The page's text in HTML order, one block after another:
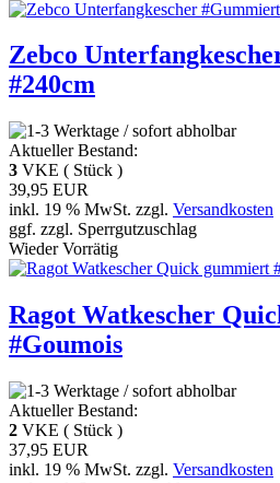
Zebco
#240cm
Aktueller Bestand:
3 VKE ( Stück )
39,95 EUR
inkl. 19 % MwSt. zzgl. Versandkosten
ggf. zzgl. Sperrgutzuschlag
Wieder Vorrätig
Ragot Watkescher
#Goumois
Aktueller Bestand:
2 VKE ( Stück )
37,95 EUR
inkl. 19 % MwSt. zzgl. Versandkosten